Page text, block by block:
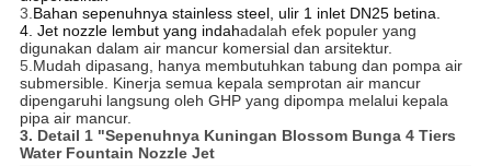
3.Bahan sepenuhnya stainless steel, ulir 1 inlet DN25 betina.
4. Jet nozzle lembut yang indahadalah efek populer yang
digunakan dalam air mancur komersial dan arsitektur.
5.Mudah dipasang, hanya membutuhkan tabung dan pompa air
submersible. Kinerja semua kepala semprotan air mancur
dipengaruhi langsung oleh GHP yang dipompa melalui kepala
pipa air mancur.
3. Detail 1 "Sepenuhnya Kuningan Blossom Bunga 4 Tiers
Water Fountain Nozzle Jet